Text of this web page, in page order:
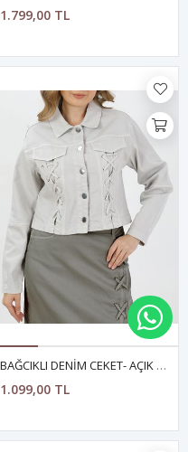
1.799,00 TL
BAĞCIKLI DENİM CEKET- AÇIK FÜME
1.099,00 TL